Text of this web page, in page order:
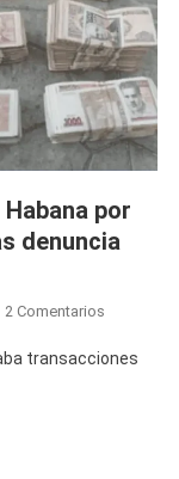
por
denuncia
2 ComentariosEn
Un
transacciones